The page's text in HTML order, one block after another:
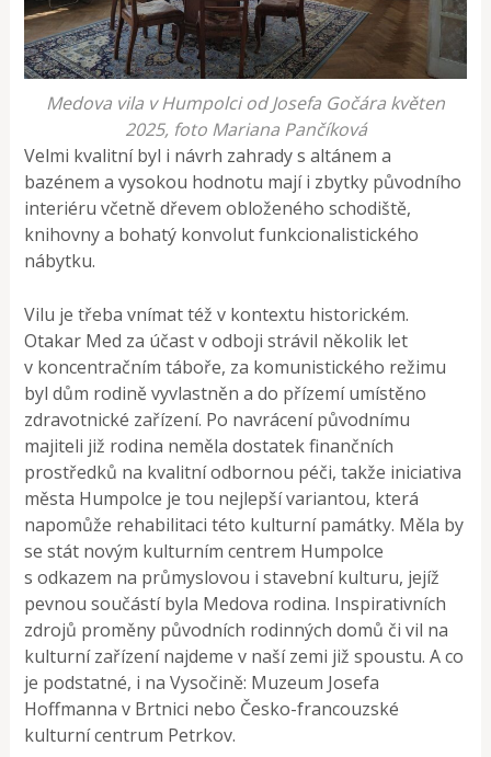
Medova vila v Humpolci od Josefa Gočára květen
2025, foto Mariana Pančíková
Velmi kvalitní byl i návrh zahrady s altánem a
bazénem a vysokou hodnotu mají i zbytky původního
interiéru včetně dřevem obloženého schodiště,
knihovny a bohatý konvolut funkcionalistického
nábytku.
Vilu je třeba vnímat též v kontextu historickém.
Otakar Med za účast v odboji strávil několik let
v koncentračním táboře, za komunistického režimu
byl dům rodině vyvlastněn a do přízemí umístěno
zdravotnické zařízení. Po navrácení původnímu
majiteli již rodina neměla dostatek finančních
prostředků na kvalitní odbornou péči, takže iniciativa
města Humpolce je tou nejlepší variantou, která
napomůže rehabilitaci této kulturní památky. Měla by
se stát novým kulturním centrem Humpolce
s odkazem na průmyslovou i stavební kulturu, jejíž
pevnou součástí byla Medova rodina. Inspirativních
zdrojů proměny původních rodinných domů či vil na
kulturní zařízení najdeme v naší zemi již spoustu. A co
je podstatné, i na Vysočině: Muzeum Josefa
Hoffmanna v Brtnici nebo Česko-francouzské
kulturní centrum Petrkov.